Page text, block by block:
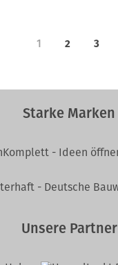
1 2 3
Starke Marken
Unsere Partner